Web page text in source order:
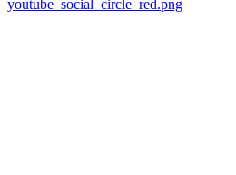
youtube_social_circle_red.png